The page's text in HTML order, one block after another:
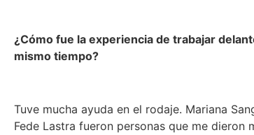
¿Cómo fue la experiencia de trabajar
mismo tiempo?
Tuve mucha ayuda en el rodaje. Mariana
Fede Lastra fueron personas que me dieron